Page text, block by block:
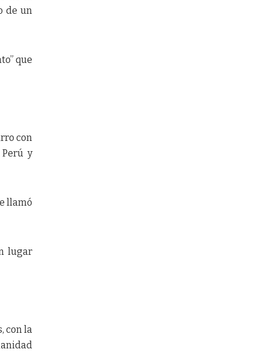
de un
que
con
y
llamó
lugar
con la